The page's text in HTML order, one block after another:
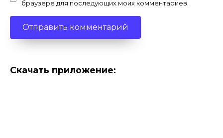
браузере для последующих моих комментариев.
Скачать приложение: